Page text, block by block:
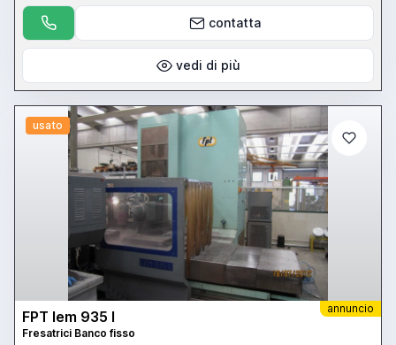
contatta
vedi di più
usato
annuncio
FPT lem 935 l
Fresatrici Banco fisso